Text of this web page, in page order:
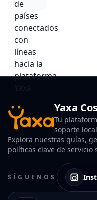
Yaxa
Tu
soporte
Explora nuestras guías,
políticas clave de servicio
SÍGUENOS